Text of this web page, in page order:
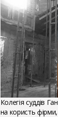
Колегія суддів
на користь